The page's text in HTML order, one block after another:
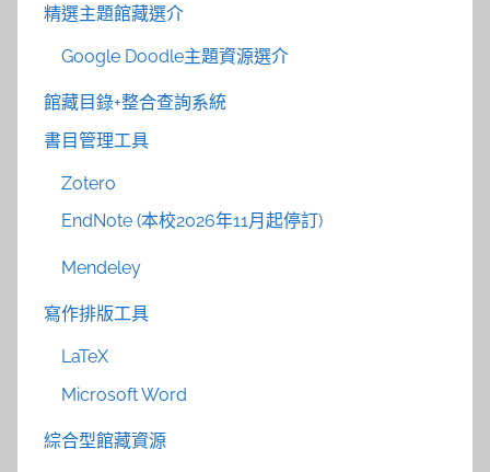
精選主題館藏選介
Google Doodle主題資源選介
館藏目錄+整合查詢系統
書目管理工具
Zotero
EndNote (本校2026年11月起停訂)
Mendeley
寫作排版工具
LaTeX
Microsoft Word
綜合型館藏資源